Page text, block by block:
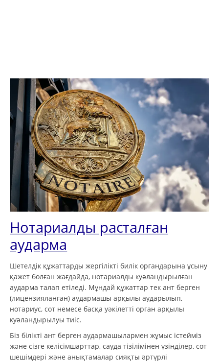
Нотариалды расталған
аударма
Шетелдік құжаттарды жергілікті билік органдарына ұсыну
қажет болған жағдайда, нотариалды куәландырылған
аударма талап етіледі. Мұндай құжаттар тек ант берген
(лицензияланған) аудармашы арқылы аударылып,
нотариус, сот немесе басқа уәкілетті орган арқылы
куәландырылуы тиіс.
Біз білікті ант берген аудармашылармен жұмыс істейміз
және сізге келісімшарттар, сауда тізілімінен үзінділер, сот
шешімдері және анықтамалар сияқты әртүрлі